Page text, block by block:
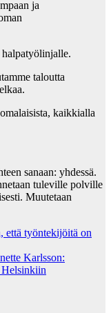
ja
taloutta
kaikkialla
sanaan: yhdessä.
tuleville polville
Muutetaan
että työntekijöitä on
Karlsson:
Helsinkiin